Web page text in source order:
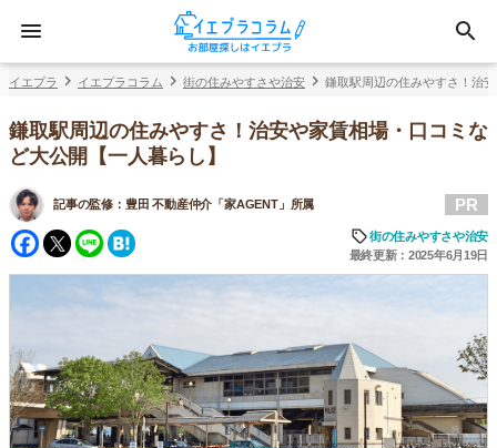
イエプラ イエプラコラム 街の住みやすさや治安 鎌取駅周辺の住みやすさ！治
鎌取駅周辺の住みやすさ！治安や家賃相場・口コミな
ど大公開【一人暮らし】
記事の監修： 豊田 不動産仲介「家AGENT」所属
Facebook
Twitter
Line
PR
街の住みやすさや治安
最終更新：2025年6月19日